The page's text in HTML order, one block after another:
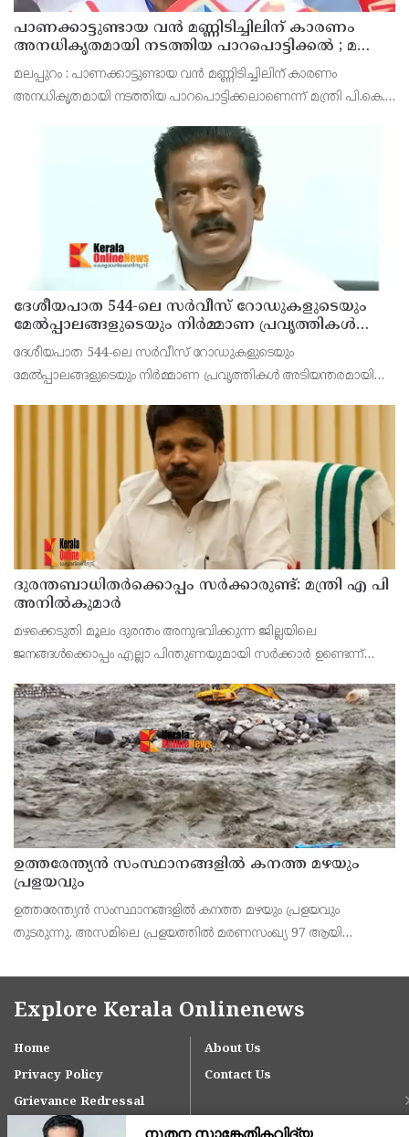
പാണക്കാട്ടുണ്ടായ വൻ മണ്ണിടിച്ചിലിന് കാരണം
അനധികൃതമായി നടത്തിയ പാറപൊട്ടിക്കൽ ; മന്ത്രി
മലപ്പുറം : പാണക്കാട്ടുണ്ടായ വൻ മണ്ണിടിച്ചിലിന് കാരണം
അനധികൃതമായി നടത്തിയ പാറപൊട്ടിക്കലാണെന്ന് മന്ത്രി പി.കെ.
നൽകിയിരുന്നതെന്നും എന്നാൽ ഇതിന്റെ മ
ദേശീയപാത 544-ലെ സർവീസ് റോഡുകളുടെയും
മേൽപ്പാലങ്ങളുടെയും നിർമ്മാണ പ്രവൃത്തികൾ
അടിയന്തരമായി പൂർത്തിയാക്കണം ; നിതിൻ
ഗഡ്കരിയുമായി കൂടിക്കാഴ്ച നടത്തി കെ.
രാധാകൃഷ്ണൻ എം.പി
ദേശീയപാത 544-ലെ സർവീസ് റോഡുകളുടെയും
മേൽപ്പാലങ്ങളുടെയും നിർമ്മാണ പ്രവൃത്തികൾ അടിയന്തരമായി
രാധാകൃഷ്ണൻ കേന്ദ്ര ഉപരിതല ഗതാഗത മന്ത്രി നിതിൻ
ദുരന്തബാധിതര്‍ക്കൊപ്പം സര്‍ക്കാരുണ്ട്: മന്ത്രി എ പി
അനില്‍കുമാര്‍
മഴക്കെടുതി മൂലം ദുരന്തം അനുഭവിക്കുന്ന ജില്ലയിലെ
ജനങ്ങള്‍ക്കൊപ്പം എല്ലാ പിന്തുണയുമായി സര്‍ക്കാര്‍ ഉണ്ടെന്ന്
ശുചീകരണത്തിന് സര്‍ക്കാര്‍ 10,000 രൂപയുട
ഉത്തരേന്ത്യൻ സംസ്ഥാനങ്ങളിൽ കനത്ത മഴയും
പ്രളയവും
ഉത്തരേന്ത്യൻ സംസ്ഥാനങ്ങളിൽ കനത്ത മഴയും പ്രളയവും
തുടരുന്നു. അസമിലെ പ്രളയത്തിൽ മരണസംഖ്യ 97 ആയി
പത്തുലക്ഷത്തിലധികം ആളുകളാണ് ദുരിതാശ്വാസ ക്യാമ്പുകളിൽ
കഴിയുന്നത്. ഉത്തരാഖണ്
Explore Kerala Onlinenews
Home
About Us
Privacy Policy
Contact Us
Grievance Redressal